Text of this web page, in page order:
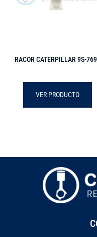
RACOR CATERPILLAR 9S-
VER PRODUCTO